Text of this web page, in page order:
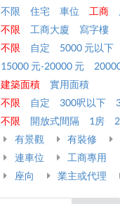
不限 住宅 車位 工商
不限
工商大廈
寫字樓
不限 自定 5000 元以下
15000 元-20000 元
建築面積
實用面積
不限
自定 300呎以下
不限 開放式間隔 1房
有景觀 有裝修
連車位
工商專用
座向 業主或代理